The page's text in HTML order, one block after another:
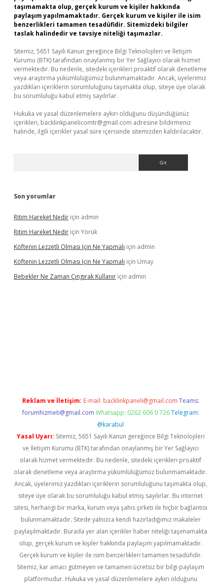
taşımamakta olup, gerçek kurum ve kişiler hakkında
paylaşım yapılmamaktadır. Gerçek kurum ve kişiler ile isim
benzerlikleri tamamen tesadüfidir. Sitemizdeki bilgiler
taslak halindedir ve tavsiye niteliği taşımazlar.
Sitemiz, 5651 Sayılı Kanun gereğince Bilgi Teknolojileri ve İletişim
Kurumu (BTK) tarafından onaylanmış bir Yer Sağlayıcı olarak hizmet
vermektedir. Bu nedenle, sitedeki içerikleri proaktif olarak denetleme
veya araştırma yükümlülüğümüz bulunmamaktadır. Ancak, üyelerimiz
yazdıkları içeriklerin sorumluluğunu taşımakta olup, siteye üye olarak
bu sorumluluğu kabul etmiş sayılırlar.
Hukuka ve yasal düzenlemelere aykırı olduğunu düşündüğünüz
içerikleri, backlinkpanelicomtr@gmail.com adresine bildirmeniz
halinde, ilgili içerikler yasal süre içerisinde sitemizden kaldırılacaktır.
Son yorumlar
Ritim Hareket Nedir için admin
Ritim Hareket Nedir için Yörük
Köftenin Lezzetli Olması Için Ne Yapmalı için admin
Köftenin Lezzetli Olması Için Ne Yapmalı için Umay
Bebekler Ne Zaman Çıngırak Kullanır için admin
Reklam ve İletişim: E-mail: backlinkpaneli@gmail.com Teams:
forumhizmeti@gmail.com Whatsapp: 0262 606 0 726 Telegram:
@karabul
Yasal Uyarı: Sitemiz, 5651 Sayılı Kanun gereğince Bilgi Teknolojileri
ve İletişim Kurumu (BTK) tarafından onaylanmış bir Yer Sağlayıcı
olarak hizmet vermektedir. Bu nedenle, sitedeki içerikleri proaktif
olarak denetleme veya araştırma yükümlülüğümüz bulunmamaktadır.
Ancak, üyelerimiz yazdıkları içeriklerin sorumluluğunu taşımakta olup,
siteye üye olarak bu sorumluluğu kabul etmiş sayılırlar. Bu internet
sitesi, herhangi bir marka, kurum veya şahıs şirketi ile hiçbir bağlantısı
bulunmamaktadır. Sitede yalnızca kendi hazırladığımız makaleler
paylaşılmaktadır. Burada yer alan içerikler haber niteliği taşımamakta
olup, gerçek kurum ve kişiler hakkında paylaşım yapılmamaktadır.
Gerçek kurum ve kişiler ile isim benzerlikleri tamamen tesadüfidir.
Sitemiz, kar amacı gütmeyen ve tamamen ücretsiz bir bilgi paylaşım
platformudur. Hukuka ve yasal düzenlemelere aykırı olduğunu